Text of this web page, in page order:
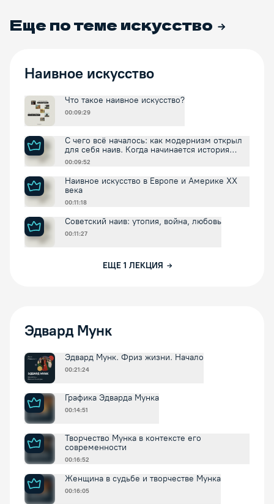
Еще по теме искусство
Наивное искусство
Что такое наивное искусство?
00:09:29
С чего всё началось: как модернизм открыл
для себя наив. Когда начинается история
наива?
00:09:52
Наивное искусство в Европе и Америке XX
века
00:11:18
Советский наив: утопия, война, любовь
00:11:27
ЕЩЕ 1 ЛЕКЦИЯ
Эдвард Мунк
Эдвард Мунк. Фриз жизни. Начало
00:21:24
Графика Эдварда Мунка
00:14:51
Творчество Мунка в контексте его
современности
00:16:52
Женщина в судьбе и творчестве Мунка
00:16:05